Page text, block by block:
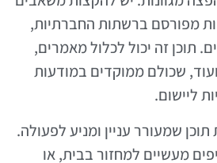
מפורסם ברשתות החברתיות,
תוכן זה יכול לכלול מאמרים,
שכולם ממוקדים במודעות
ליישום.
שמעורר עניין ומניע לפעולה.
מעשיים למחזור בבית, או